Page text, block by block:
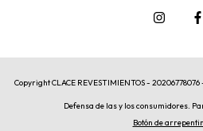
Copyright CLACE REVESTIMIENTOS -
Defensa de las y los consumidores.
Botón de